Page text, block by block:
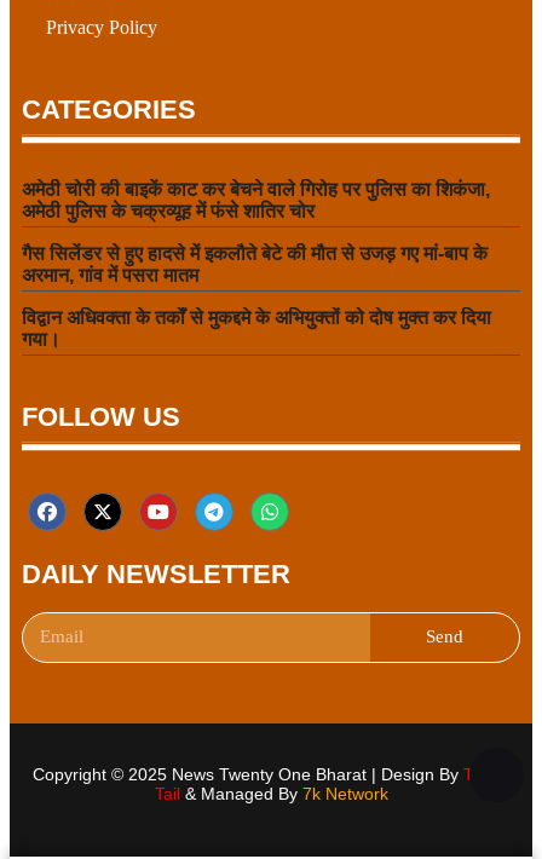
Privacy Policy
CATEGORIES
अमेठी चोरी की बाइकें काट कर बेचने वाले गिरोह पर पुलिस का शिकंजा,
अमेठी पुलिस के चक्रव्यूह में फंसे शातिर चोर
गैस सिलेंडर से हुए हादसे में इकलौते बेटे की मौत से उजड़ गए मां-बाप के
अरमान, गांव में पसरा मातम
विद्वान अधिवक्ता के तर्कों से मुकद्दमे के अभियुक्तों को दोष मुक्त कर दिया
गया।
FOLLOW US
DAILY NEWSLETTER
Send
Copyright © 2025 News Twenty One Bharat | Design By Traffic
Tail& Managed By 7k Network